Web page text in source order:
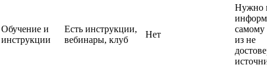
Обучение и
инструкции
Есть инструкции,
вебинары, клуб
Нет
Нужно
самому
из не